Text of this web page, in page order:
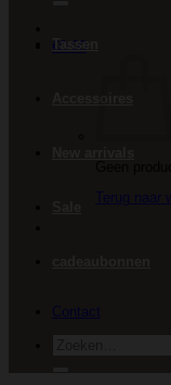
€0.00
Tassen